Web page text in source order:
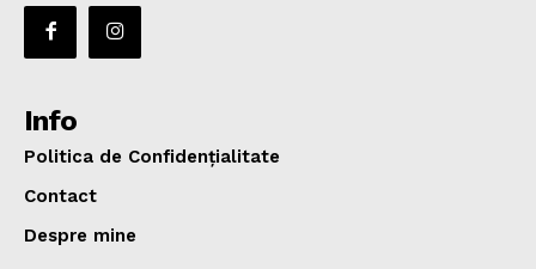
Info
Politica de Confidențialitate
Contact
Despre mine